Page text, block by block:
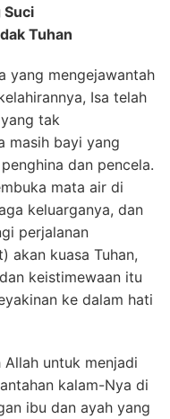
Suci
Tuhan
yang mengejawantah
Isa telah
tak
masih bayi yang
dan pencela.
mata air di
keluarganya, dan
perjalanan
akan kuasa Tuhan,
keistimewaan itu
ke dalam hati
untuk menjadi
kalam-Nya di
ibu dan ayah yang